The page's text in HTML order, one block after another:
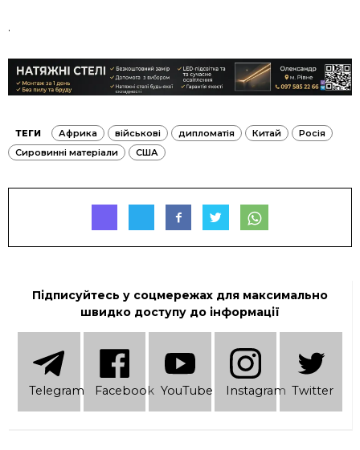
.
ТЕГИ Африка військові дипломатія Китай
Росія
Сировинні матеріали
США
Підписуйтесь у соцмережах для максимально
швидко доступу до інформації
Telеgram Facebook YouTube Instagram Twitter